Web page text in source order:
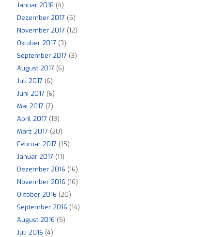
Januar 2018 (4)
Dezember 2017 (5)
November 2017 (12)
Oktober 2017 (3)
September 2017 (3)
August 2017 (6)
Juli 2017 (6)
Juni 2017 (6)
Mai 2017 (7)
April 2017 (13)
März 2017 (20)
Februar 2017 (15)
Januar 2017 (11)
Dezember 2016 (16)
November 2016 (16)
Oktober 2016 (20)
September 2016 (14)
August 2016 (5)
Juli 2016 (4)